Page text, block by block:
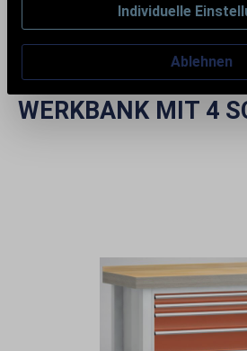
PROFI-SCHWERLAST-
WERKBANK MIT 4
Individuelle
Ablehnen